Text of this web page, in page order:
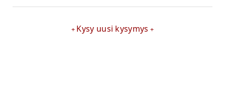
Kysy uusi kysymys